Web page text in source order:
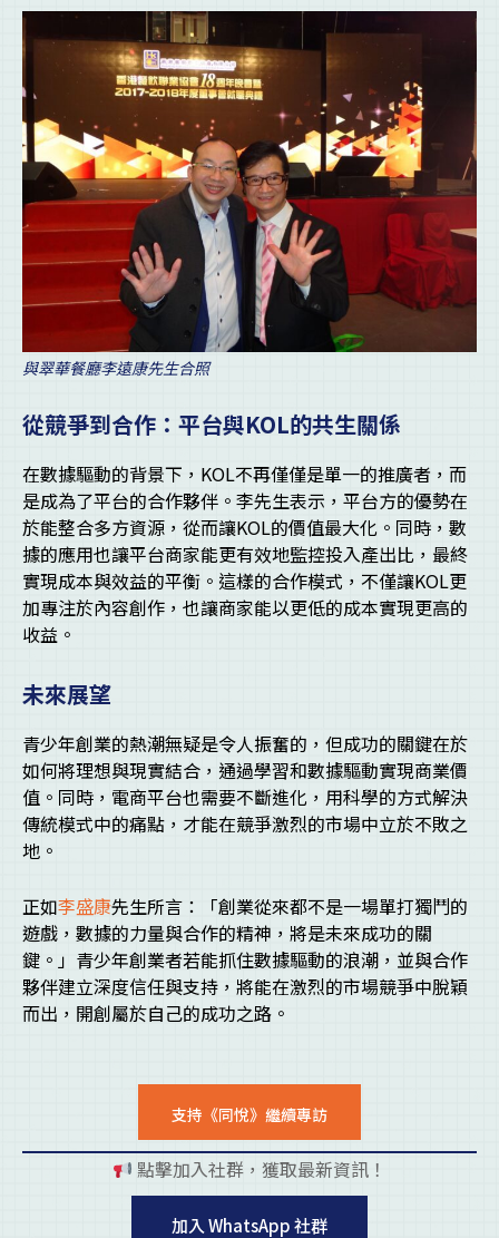
與翠華餐廳李遠康先生合照
從競爭到合作：平台與KOL的共生關係
在數據驅動的背景下，KOL不再僅僅是單一的推廣者，而
是成為了平台的合作夥伴。李先生表示，平台方的優勢在
於能整合多方資源，從而讓KOL的價值最大化。同時，數
據的應用也讓平台商家能更有效地監控投入產出比，最終
實現成本與效益的平衡。這樣的合作模式，不僅讓KOL更
加專注於內容創作，也讓商家能以更低的成本實現更高的
收益。
未來展望
青少年創業的熱潮無疑是令人振奮的，但成功的關鍵在於
如何將理想與現實結合，通過學習和數據驅動實現商業價
值。同時，電商平台也需要不斷進化，用科學的方式解決
傳統模式中的痛點，才能在競爭激烈的市場中立於不敗之
地。
正如李盛康先生所言：「創業從來都不是一場單打獨鬥的
遊戲，數據的力量與合作的精神，將是未來成功的關
鍵。」青少年創業者若能抓住數據驅動的浪潮，並與合作
夥伴建立深度信任與支持，將能在激烈的市場競爭中脫穎
而出，開創屬於自己的成功之路。
支持《同悅》繼續專訪
點擊加入社群，獲取最新資訊！
加入 WhatsApp 社群